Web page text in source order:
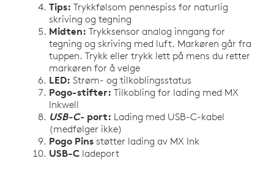
Tips: Trykkfølsom pennespiss for naturlig
skriving og tegning
Midten: Trykksensor analog inngang for
tegning og skriving med luft. Markøren går fra
tuppen. Trykk eller trykk lett på mens du retter
markøren for å velge
LED: Strøm- og tilkoblingsstatus
Pogo-stifter: Tilkobling for lading med MX
Inkwell
USB-C- port: Lading med USB-C-kabel
(medfølger ikke)
Pogo Pins støtter lading av MX Ink
USB-C ladeport